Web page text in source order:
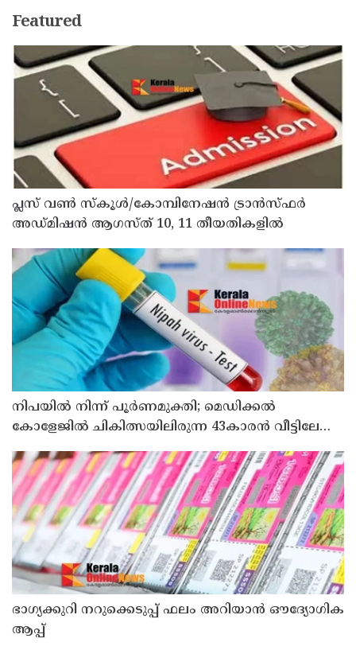
Featured
പ്ലസ് വൺ സ്‌കൂൾ/കോമ്പിനേഷൻ ട്രാൻസ്ഫർ
അഡ്മിഷൻ ആഗസ്ത് 10, 11 തീയതികളിൽ
നിപയിൽ നിന്ന് പൂർണമുക്തി; മെഡിക്കൽ
കോളേജിൽ ചികിത്സയിലിരുന്ന 43കാരൻ വീട്ടിലേക്ക്
ഭാഗ്യക്കുറി നറുക്കെടുപ്പ് ഫലം അറിയാൻ ഔദ്യോഗിക
ആപ്പ്